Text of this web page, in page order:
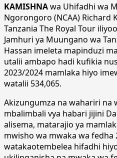
KAMISHNAwa Uhifadhi wa
Ngorongoro (NCAA) Richard
Tanzania The Royal Tour
Jamhuri ya Muungano wa
Hassan imeleta mapinduzi
utalii ambapo hadi kufikia
2023/2024 mamlaka hiyo
watalii 534,065.
Akizungumza na wahariri na
mbalimbali vya habari jijini
alisema, matarajio ya
mwisho wa mwaka wa fedha
watakaotembelea hifadhi